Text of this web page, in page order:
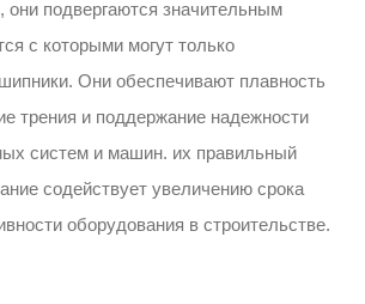
они подвергаются значительным
с которыми могут только
Они обеспечивают плавность
трения и поддержание надежности
систем и машин. их правильный
содействует увеличению срока
оборудования в строительстве.